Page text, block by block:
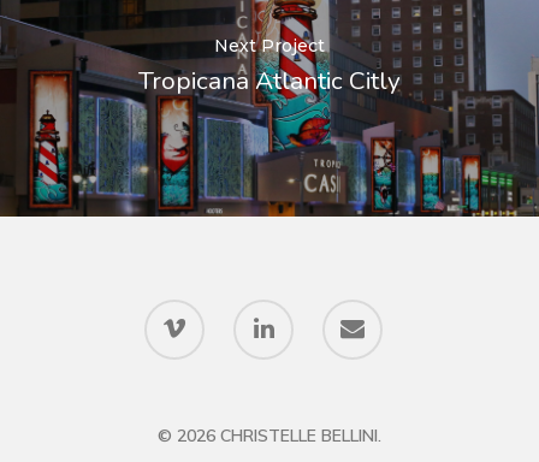
Next Project
Tropicana Atlantic Citly
© 2026 CHRISTELLE BELLINI.